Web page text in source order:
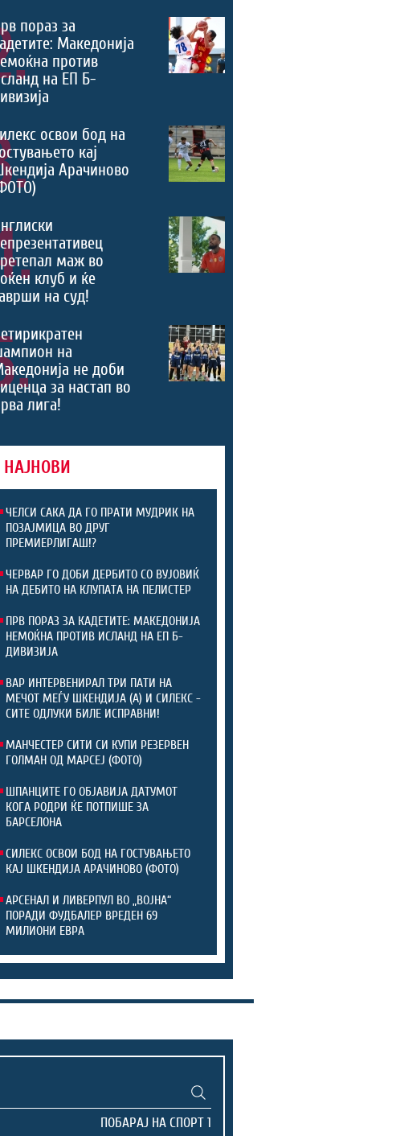
пораз за
Македонија
против
на ЕП Б-
освои бод на
кај
Арачиново
маж во
клуб и ќе
на суд!
на
не доби
за настап во
лига!
НАЈНОВИ
ЧЕЛСИ САКА ДА ГО ПРАТИ МУДРИК НА
ПОЗАЈМИЦА ВО ДРУГ
ПРЕМИЕРЛИГАШ!?
ЧЕРВАР ГО ДОБИ ДЕРБИТО СО ВУЈОВИЌ
НА ДЕБИТО НА КЛУПАТА НА ПЕЛИСТЕР
ПРВ ПОРАЗ ЗА КАДЕТИТЕ: МАКЕДОНИЈА
НЕМОЌНА ПРОТИВ ИСЛАНД НА ЕП Б-
ДИВИЗИЈА
ВАР ИНТЕРВЕНИРАЛ ТРИ ПАТИ НА
МЕЧОТ МЕЃУ ШКЕНДИЈА (А) И СИЛЕКС -
СИТЕ ОДЛУКИ БИЛЕ ИСПРАВНИ!
МАНЧЕСТЕР СИТИ СИ КУПИ РЕЗЕРВЕН
ГОЛМАН ОД МАРСЕЈ (ФОТО)
ШПАНЦИТЕ ГО ОБЈАВИЈА ДАТУМОТ
КОГА РОДРИ ЌЕ ПОТПИШЕ ЗА
БАРСЕЛОНА
СИЛЕКС ОСВОИ БОД НА ГОСТУВАЊЕТО
КАЈ ШКЕНДИЈА АРАЧИНОВО (ФОТО)
АРСЕНАЛ И ЛИВЕРПУЛ ВО „ВОЈНА“
ПОРАДИ ФУДБАЛЕР ВРЕДЕН 69
МИЛИОНИ ЕВРА